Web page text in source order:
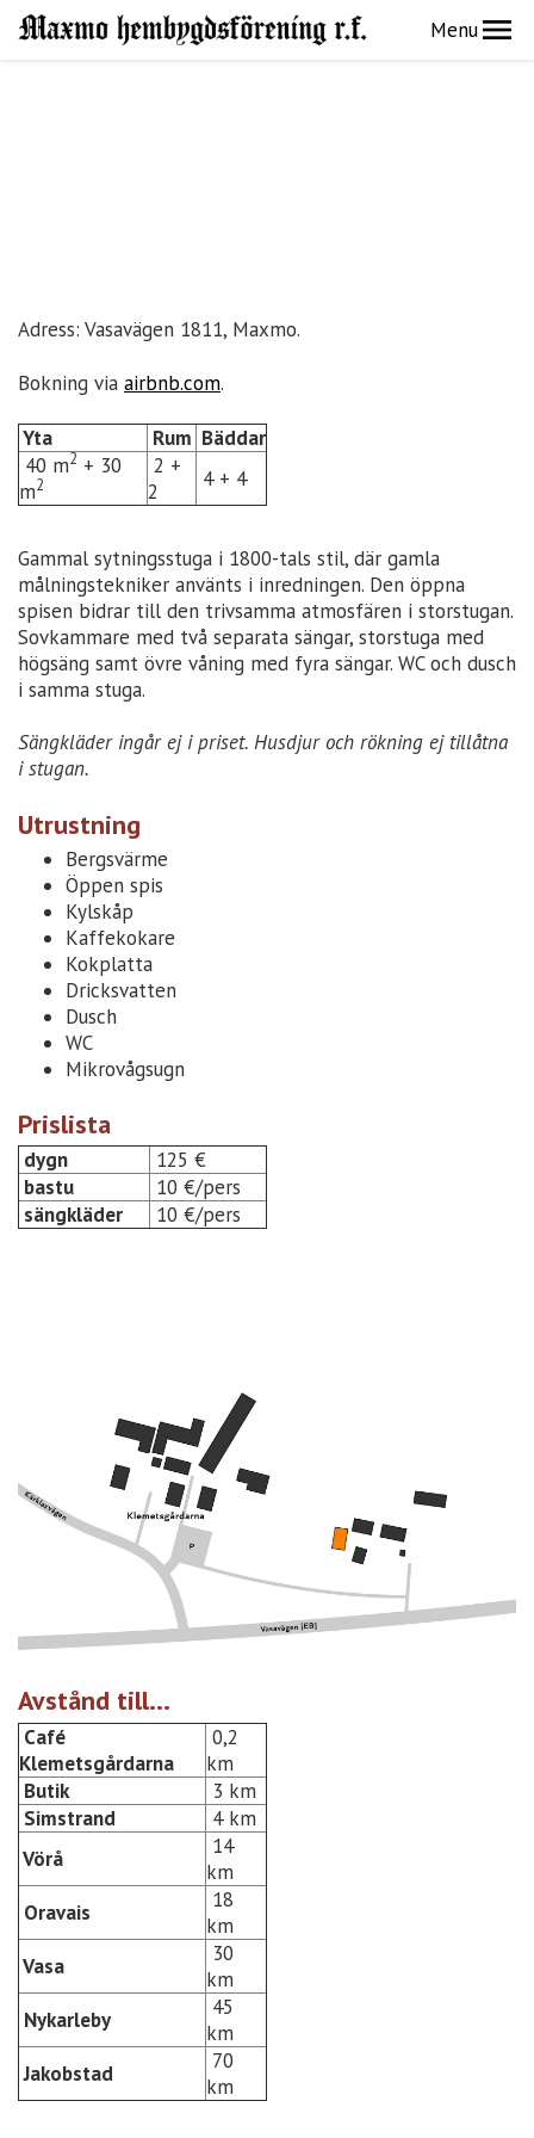
Menu
Adress: Vasavägen 1811, Maxmo.
Bokning via airbnb.com.
Yta Rum Bäddar
40 m2 + 30
m2
2 +
2
4 + 4
Gammal sytningsstuga i 1800-tals stil, där gamla
målningstekniker använts i inredningen. Den öppna
spisen bidrar till den trivsamma atmosfären i storstugan.
Sovkammare med två separata sängar, storstuga med
högsäng samt övre våning med fyra sängar. WC och dusch
i samma stuga.
Sängkläder ingår ej i priset. Husdjur och rökning ej tillåtna
i stugan.
Utrustning
Bergsvärme
Öppen spis
Kylskåp
Kaffekokare
Kokplatta
Dricksvatten
Dusch
WC
Mikrovågsugn
Prislista
dygn
125 €
bastu
10 €/pers
sängkläder
10 €/pers
Avstånd till...
Café
Klemetsgårdarna
0,2
km
Butik
3 km
Simstrand
4 km
Vörå
14
km
Oravais
18
km
Vasa
30
km
Nykarleby
45
km
Jakobstad
70
km